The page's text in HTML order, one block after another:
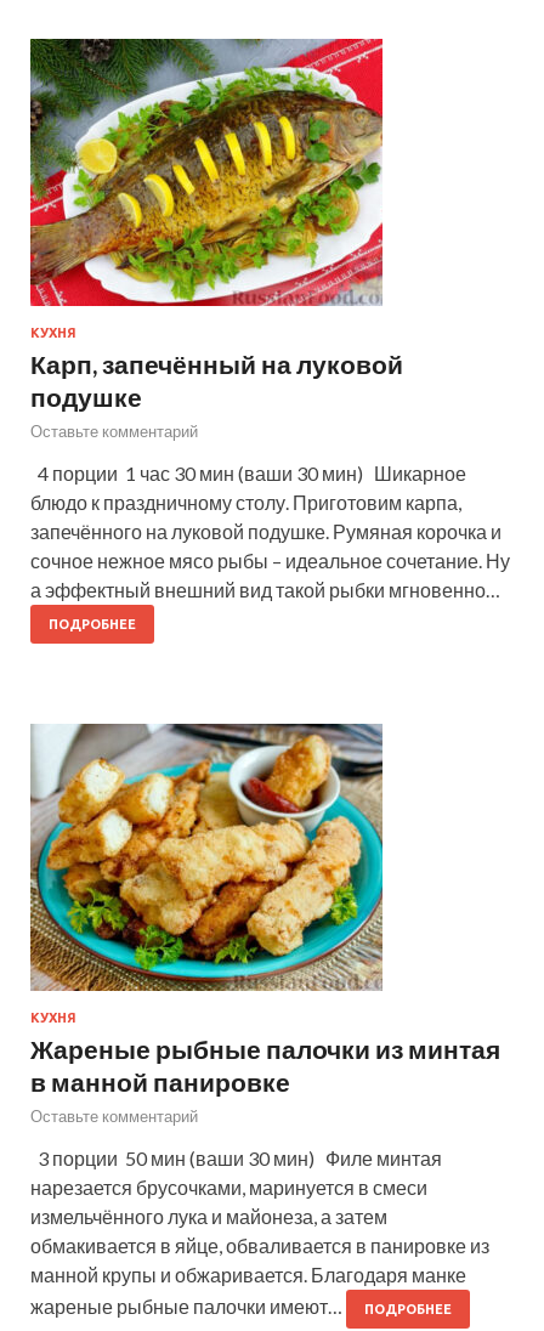
КУХНЯ
Карп, запечённый на луковой
подушке
Оставьте комментарий
4 порции 1 час 30 мин (ваши 30 мин) Шикарное
блюдо к праздничному столу. Приготовим карпа,
запечённого на луковой подушке. Румяная корочка и
сочное нежное мясо рыбы – идеальное сочетание. Ну
а эффектный внешний вид такой рыбки мгновенно…
ПОДРОБНЕЕ
КУХНЯ
Жареные рыбные палочки из минтая
в манной панировке
Оставьте комментарий
3 порции 50 мин (ваши 30 мин) Филе минтая
нарезается брусочками, маринуется в смеси
измельчённого лука и майонеза, а затем
обмакивается в яйце, обваливается в панировке из
манной крупы и обжаривается. Благодаря манке
жареные рыбные палочки имеют…
ПОДРОБНЕЕ